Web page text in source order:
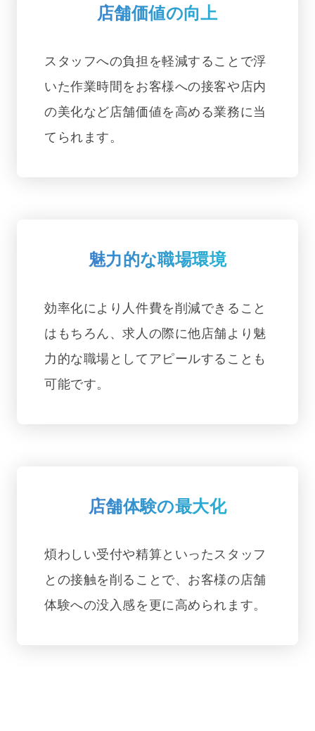
店舗価値の向上
スタッフへの負担を軽減することで浮
いた作業時間をお客様への接客や店内
の美化など店舗価値を高める業務に当
てられます。
魅力的な職場環境
効率化により人件費を削減できること
はもちろん、求人の際に他店舗より魅
力的な職場としてアピールすることも
可能です。
店舗体験の最大化
煩わしい受付や精算といったスタッフ
との接触を削ることで、お客様の店舗
体験への没入感を更に高められます。